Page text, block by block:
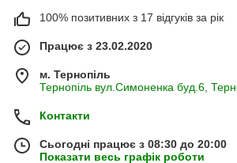
100% позитивних з 17 відгуків за рік
Працює з 23.02.2020
м. Тернопіль
Тернопіль вул.Симоненка буд.6,
Контакти
Сьогодні працює з 08:30 до 20:00
Показати весь графік роботи